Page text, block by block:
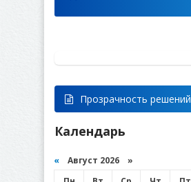
Прозрачность решений
Календарь
« Август 2026 »